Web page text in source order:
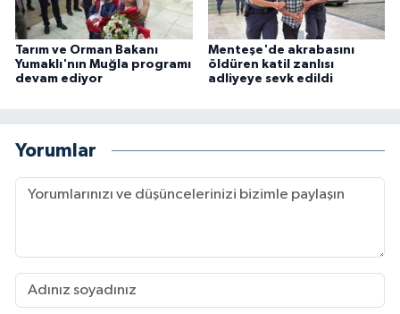
Tarım ve Orman Bakanı
Yumaklı'nın Muğla programı
devam ediyor
Menteşe'de akrabasını
öldüren katil zanlısı
adliyeye sevk edildi
Yorumlar